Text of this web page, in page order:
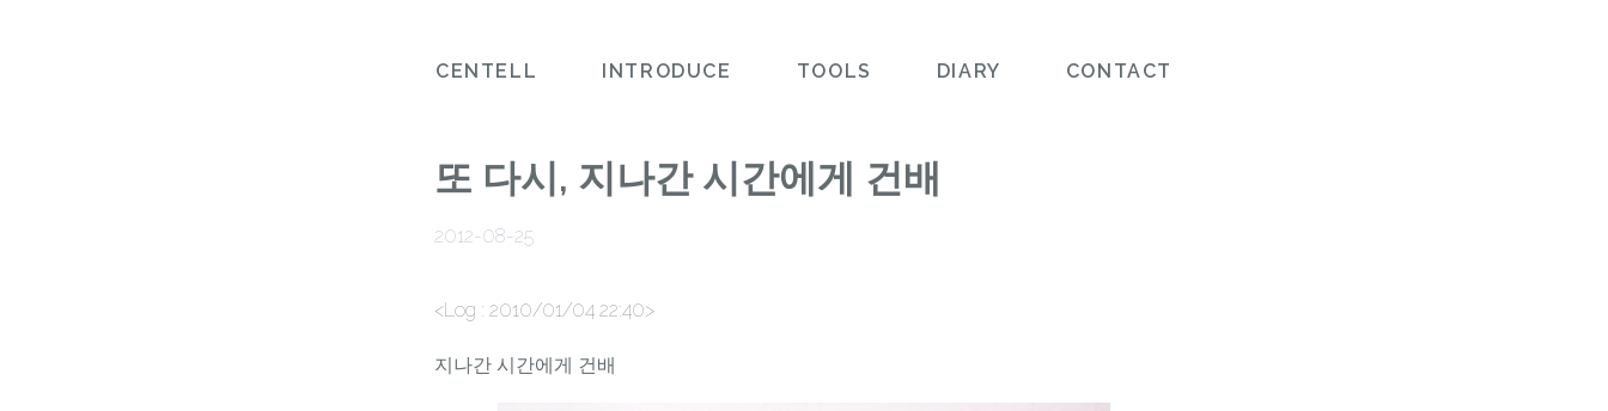
CENTELL INTRODUCE TOOLS DIARY CONTACT
또 다시, 지나간 시간에게 건배
2012-08-25
<Log : 2010/01/04 22:40>
지나간 시간에게 건배